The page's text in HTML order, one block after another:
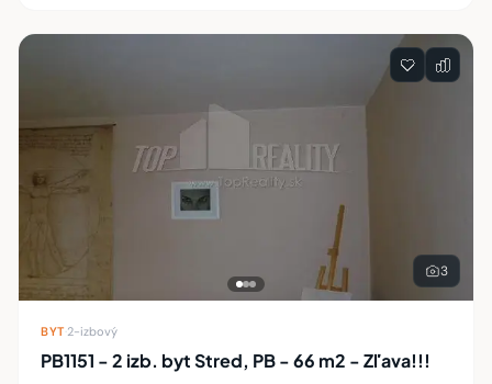
3
BYT· 2-izbový
PB1151 - 2 izb. byt Stred, PB - 66 m2 - Zľava!!!